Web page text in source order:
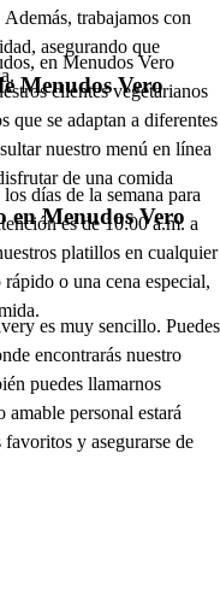
trabajamos con
asegurando que
en Menudos Vero
clientes vegetarianos
que se adaptan a diferentes
nuestro menú en línea
de una comida
Menudos Vero
días de la semana para
es de 10:00 a.m. a
platillos en cualquier
o una cena especial,
en Menudos Vero
es muy sencillo. Puedes
encontrarás nuestro
puedes llamarnos
personal estará
y asegurarse de